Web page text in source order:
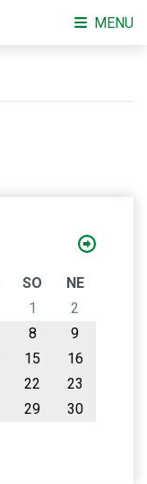
SO
NE
1
2
8
9
15
16
22
23
29
30
MENU